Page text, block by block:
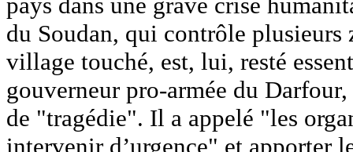
du Soudan, qui contrôle plusieurs
village touché, est, lui, resté
gouverneur pro-armée du
de "tragédie". Il a appelé "les
intervenir d’urgence" et apporter